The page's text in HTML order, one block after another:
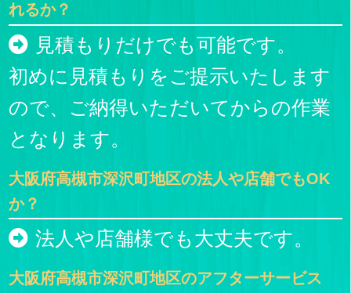
れるか？
見積もりだけでも可能です。
初めに見積もりをご提示いたします
ので、ご納得いただいてからの作業
となります。
大阪府高槻市深沢町地区の法人や店舗でもOK
か？
法人や店舗様でも大丈夫です。
大阪府高槻市深沢町地区のアフターサービス